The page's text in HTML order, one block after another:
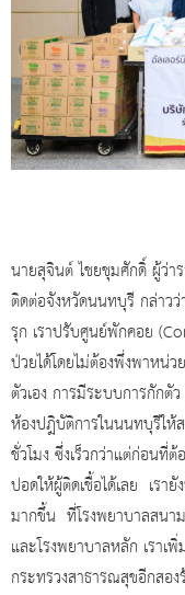
นายสุจินต์ ไชยชุมศักดิ์ ผู้ว่า
ติดต่อจังหวัดนนทบุรี กล่าวว่
รุก เราปรับศูนย์พักคอย (
ป่วยได้โดยไม่ต้องพึ่งพาหน่ว
ตัวเอง การมีระบบการกักตั
ห้องปฎิบัติการในนนทบุรีให้
ชั่วโมง ซึ่งเร็วกว่าแต่ก่อนที่
ปอดให้ผู้ติดเชื้อได้เลย เรา
มากขึ้น ที่โรงพยาบาลสนา
และโรงพยาบาลหลัก เราเ
กระทรวงสาธารณสุขอีกสอ